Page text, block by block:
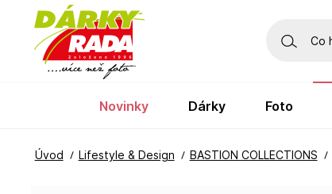
Úvod Lifestyle & Design BASTION COLLECTIONS
novinky dárky foto